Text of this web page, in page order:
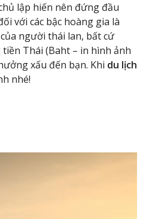
lập hiến nên đứng đầu
với các bậc hoàng gia là
người thái lan, bất cứ
Thái (Baht – in hình ảnh
xấu đến bạn. Khi du lịch
nhé!